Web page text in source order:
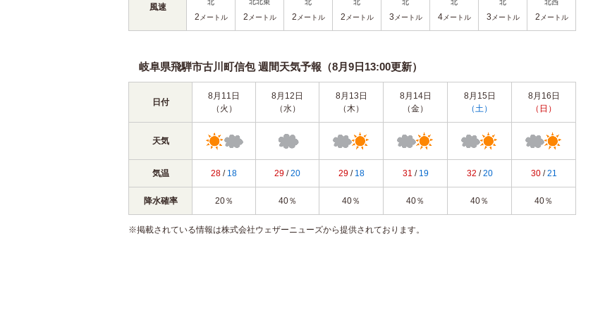
風速
2 メートル 2 メートル 2 メートル 2 メートル 3 メートル 4メートル 3 メートル 2 メートル
岐阜県飛騨市古川町信包 週間天気予報（8月9日13:00更新）
日付
8月11日
（火）
8月12日
（水）
8月13日
（木）
8月14日
（金）
8月15日
（土）
8月16日
（日）
天気
気温 28 / 18 29 /20 29 / 18 31 / 19 32 /20 30 /21
降水確率 20％ 40％ 40％ 40％ 40％ 40％
※掲載されている情報は株式会社ウェザーニューズから提供されております。